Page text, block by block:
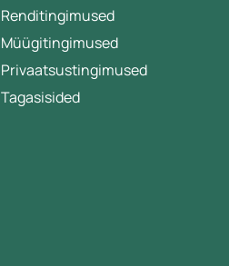
Renditingimused
Müügitingimused
Privaatsustingimused
Tagasisided